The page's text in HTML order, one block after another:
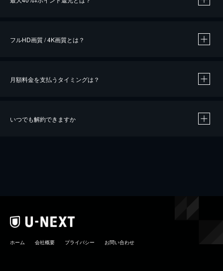
※40％ポイント還元の対象は、クレジットカード決済による作品の購入 / レンタルです。
フルHD画質 / 4K画質とは？
月額料金を支払うタイミングは？
いつでも解約できますか
ホーム 会社概要 プライバシー お問い合わせ